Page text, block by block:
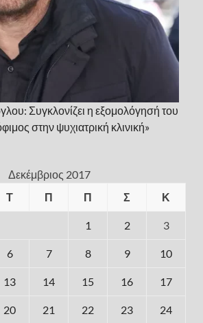
Συγκλονίζει η εξομολόγησή του
στην ψυχιατρική κλινική»
Δεκέμβριος 2017
Τ Π Π Σ Κ
1 2 3
6 7 8 9 10
13 14 15 16 17
20 21 22 23 24